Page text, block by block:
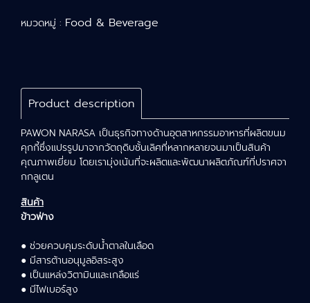
หมวดหมู่ : Food & Beverage
Product description
PAWON NARASA เป็นธุรกิจทางด้านอุตสาหกรรมอาหารที่ผลิตขนม
คุกกี้ซึ่งแปรรูปมาจากวัตถุดิบชั้นเลิศที่หลากหลายจนมาเป็นสินค้า
คุณภาพเยี่ยม โดยเรามุ่งเน้นที่จะผลิตและพัฒนาผลิตภัณฑ์ที่ปราศจา
กกลูเตน
สินค้า
ข้าวฟ่าง
● ช่วยควบคุมระดับน้ำตาลในเลือด
● มีสารต้านอนุมูลอิสระสูง
● เป็นแหล่งวิตามินและเกลือแร่
● มีไฟเบอร์สูง